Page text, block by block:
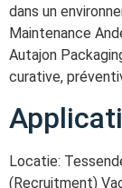
dans un
Maintenance
Autajon
curative,
Locatie:
(Recruitment)